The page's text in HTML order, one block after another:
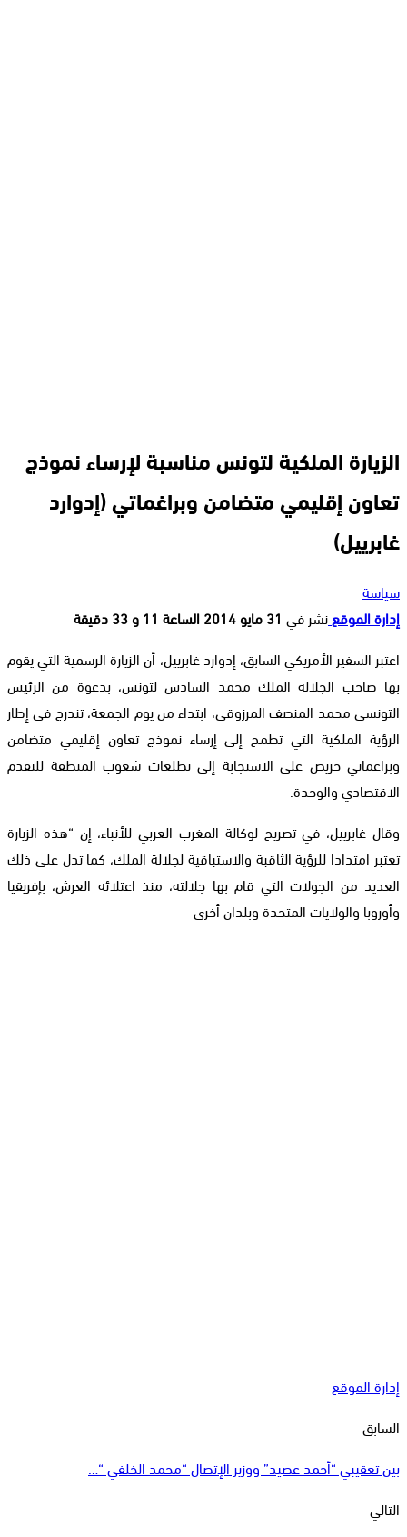
الزيارة الملكية لتونس مناسبة لإرساء نموذج
تعاون إقليمي متضامن وبراغماتي (إدوارد
غابرييل)
سياسة
إدارة الموقعنشر في 31 مايو 2014 الساعة 11 و 33 دقيقة
اعتبر السفير الأمريكي السابق، إدوارد غابرييل، أن الزيارة الرسمية التي يقوم
بها صاحب الجلالة الملك محمد السادس لتونس، بدعوة من الرئيس
التونسي محمد المنصف المرزوقي، ابتداء من يوم الجمعة، تندرج في إطار
الرؤية الملكية التي تطمح إلى إرساء نموذج تعاون إقليمي متضامن
وبراغماتي حريص على الاستجابة إلى تطلعات شعوب المنطقة للتقدم
الاقتصادي والوحدة.
وقال غابرييل، في تصريح لوكالة المغرب العربي للأنباء، إن “هذه الزيارة
تعتبر امتدادا للرؤية الثاقبة والاستباقية لجلالة الملك، كما تدل على ذلك
العديد من الجولات التي قام بها جلالته، منذ اعتلائه العرش، بإفريقيا
وأوروبا والولايات المتحدة وبلدان أخرى
إدارة الموقع
السابق
بين تعقيبي “أحمد عصيد” ووزير الإتصال “محمد الخلفي “…
التالي